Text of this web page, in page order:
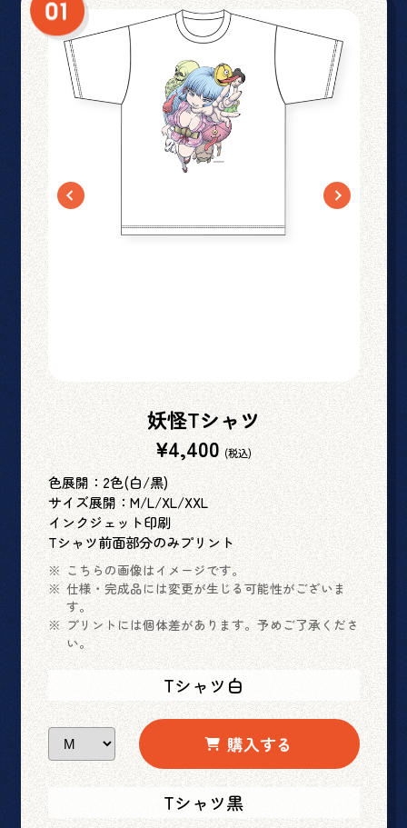
妖怪Tシャツ
¥4,400 (税込)
色展開：2色(白/黒)
サイズ展開：M/L/XL/XXL
インクジェット印刷
Tシャツ前面部分のみプリント
こちらの画像はイメージです。
仕様・完成品には変更が生じる可能性がございま
す。
プリントには個体差があります。予めご了承くださ
い。
Tシャツ白
購入する
Tシャツ黒